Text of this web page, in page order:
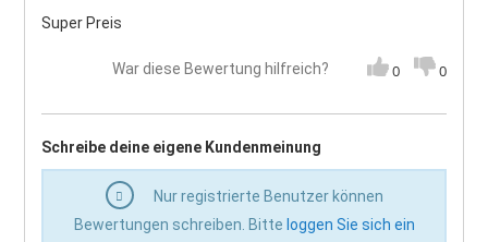
Super Preis
War diese Bewertung hilfreich? 0 0
Schreibe deine eigene Kundenmeinung
Nur registrierte Benutzer können
Bewertungen schreiben. Bitte loggen Sie sich ein